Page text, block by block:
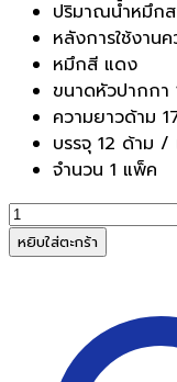
ปริมาณน้ำหมึกส
หลังการใช้งาน
หมึกสี แดง
ขนาดหัวปากกา
ความยาวด้าม
บรรจุ 12 ด้าม /
จำนวน 1 แพ็ค
จำนวน
ปากกา
เมจิก
หยิบใส่ตะกร้า